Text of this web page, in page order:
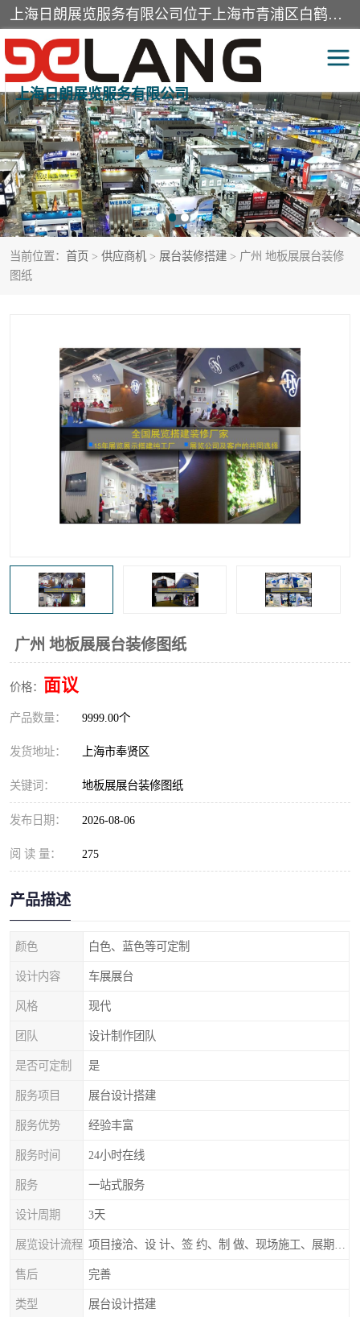
上海日朗展览服务有限公司位于上海市青浦区白鹤镇，营业范围有展览展示会务服务，室内装饰设计及施工，展示道具设计制作，舞台设计，图文设计，灯箱制作，园林绿化工程，广告装潢材料，建筑材料，办公用品，工艺礼品日用百货销售。
上海日朗展览服务有限公司
当前位置： 首页 > 供应商机 > 展台装修搭建 > 广州 地板展展台装修
图纸
广州 地板展展台装修图纸
价格： 面议
产品数量： 9999.00个
发货地址： 上海市奉贤区
关键词： 地板展展台装修图纸
发布日期： 2026-08-06
阅 读 量： 275
产品描述
颜色 白色、蓝色等可定制
设计内容 车展展台
风格 现代
团队 设计制作团队
是否可定制 是
服务项目 展台设计搭建
服务优势 经验丰富
服务时间 24小时在线
服务 一站式服务
设计周期 3天
展览设计流程
售后 完善
类型 展台设计搭建
展台装修搭建 活动会议执行
展厅装修 专柜制作
展会装修设计 展会搭建
活动策划 展会服务